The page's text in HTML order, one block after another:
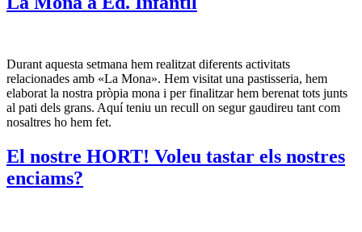
Durant aquesta setmana hem realitzat diferents activitats
relacionades amb «La Mona». Hem visitat una pastisseria, hem
elaborat la nostra pròpia mona i per finalitzar hem berenat tots junts
al pati dels grans. Aquí teniu un recull on segur gaudireu tant com
nosaltres ho hem fet.
El nostre HORT! Voleu tastar els nostres
enciams?